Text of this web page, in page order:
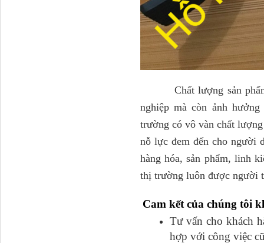
Chất lượng sản phẩm
nghiệp mà còn ảnh
trường có vô vàn chất
nỗ lực đem đến cho người
hàng hóa, sản phẩm, linh
thị trường luôn được người
Cam kết của chúng tôi
Tư vấn cho khách
hợp với công việc